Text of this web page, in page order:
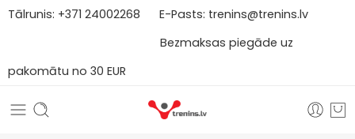
Tālrunis: +371 24002268 E-Pasts: trenins@trenins.lv
Bezmaksas piegāde uz
pakomātu no 30 EUR